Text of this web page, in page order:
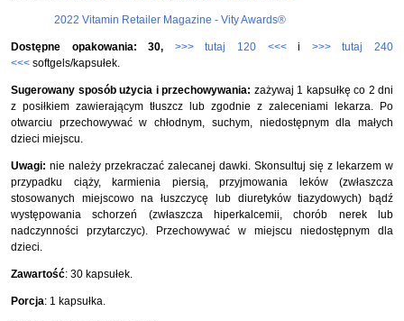
2022 Vitamin Retailer Magazine - Vity Awards®
Dostępne opakowania: 30, >>> tutaj 120 <<<i >>> tutaj 240
<<< softgels/kapsułek.
Sugerowany sposób użycia i przechowywania: zażywaj 1 kapsułkę co 2 dni
z posiłkiem zawierającym tłuszcz lub zgodnie z zaleceniami lekarza. Po
otwarciu przechowywać w chłodnym, suchym, niedostępnym dla małych
dzieci miejscu.
Uwagi: nie należy przekraczać zalecanej dawki. Skonsultuj się z lekarzem w
przypadku ciąży, karmienia piersią, przyjmowania leków (zwłaszcza
stosowanych miejscowo na łuszczycę lub diuretyków tiazydowych) bądź
występowania schorzeń (zwłaszcza hiperkalcemii, chorób nerek lub
nadczynności przytarczyc). Przechowywać w miejscu niedostępnym dla
dzieci.
Zawartość: 30 kapsułek.
Porcja: 1 kapsułka.